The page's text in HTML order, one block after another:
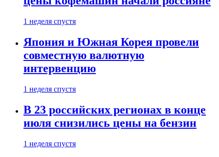
1 неделя спустя
Япония и Южная Корея провели
совместную валютную
интервенцию
1 неделя спустя
В 23 российских регионах в конце
июля снизились цены на бензин
1 неделя спустя